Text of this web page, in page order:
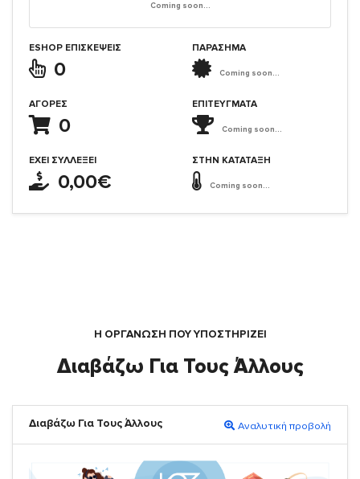
Coming soon...
ESHOP ΕΠΙΣΚΈΨΕΙΣ
0
ΑΓΟΡΈΣ
0
ΈΧΕΙ ΣΥΛΛΈΞΕΙ
0,00€
ΠΑΡΑΣΗΜΑ
Coming soon...
ΕΠΙΤΕΎΓΜΑΤΑ
Coming soon...
ΣΤΗΝ ΚΑΤΆΤΑΞΗ
Coming soon...
Η ΟΡΓΆΝΩΣΗ ΠΟΥ ΥΠΟΣΤΗΡΙΖΕΙ
Διαβάζω Για Τους Άλλους
Διαβάζω Για Τους Άλλους Αναλυτική προβολή